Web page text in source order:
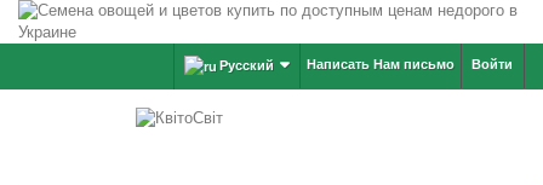
Войти
Написать Нам письмо
Русский